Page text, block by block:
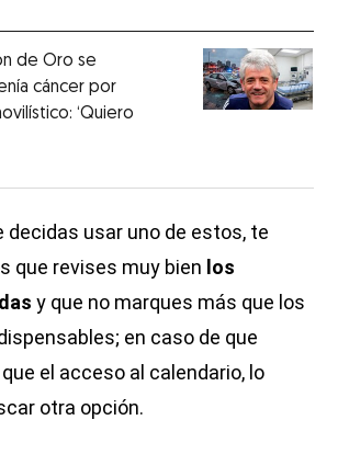
de Oro se
cáncer por
‘Quiero
decidas usar uno de estos, te
que revises muy bien los
y que no marques más que los
en caso de que
el acceso al calendario, lo
otra opción.